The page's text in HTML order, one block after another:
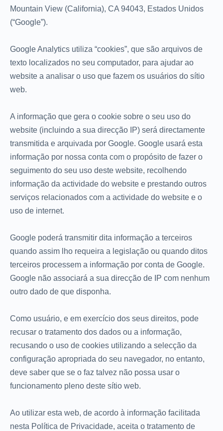
Mountain View (California), CA 94043, Estados Unidos
(“Google”).
Google Analytics utiliza “cookies”, que são arquivos de
texto localizados no seu computador, para ajudar ao
website a analisar o uso que fazem os usuários do sítio
web.
A informação que gera o cookie sobre o seu uso do
website (incluindo a sua direcção IP) será directamente
transmitida e arquivada por Google. Google usará esta
informação por nossa conta com o propósito de fazer o
seguimento do seu uso deste website, recolhendo
informação da actividade do website e prestando outros
serviços relacionados com a actividade do website e o
uso de internet.
Google poderá transmitir dita informação a terceiros
quando assim lho requeira a legislação ou quando ditos
terceiros processem a informação por conta de Google.
Google não associará a sua direcção de IP com nenhum
outro dado de que disponha.
Como usuário, e em exercício dos seus direitos, pode
recusar o tratamento dos dados ou a informação,
recusando o uso de cookies utilizando a selecção da
configuração apropriada do seu navegador, no entanto,
deve saber que se o faz talvez não possa usar o
funcionamento pleno deste sítio web.
Ao utilizar esta web, de acordo à informação facilitada
nesta Política de Privacidade, aceita o tratamento de